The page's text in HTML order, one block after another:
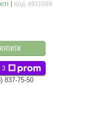
Код: 4911099
КУПИТИ
З
837-75-50